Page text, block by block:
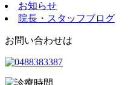
お知らせ
院長・スタッフブログ
お問い合わせは